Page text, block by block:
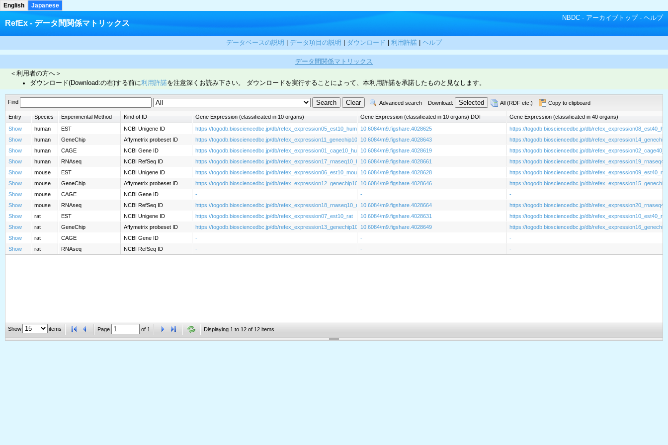
English Japanese
RefEx - データ間関係マトリックス
NBDC - アーカイブトップ- ヘルプ
データベースの説明 データ項目の説明 ダウンロード 利用許諾 ヘルプ
データ間関係マトリックス
＜利用者の方へ＞
ダウンロード(Download:の右)する前に利用許諾を注意深くお読み下さい。 ダウンロードを実行することによって、本利用許諾を承諾したものと見なします。
Find Advanced search Download: All (RDF etc.) Copy to clipboard
Entry Species Experimental Method Kind of ID Gene Expression (classificated in 10 organs) Gene Expression (classificated in 10 organs) DOI
Gene Expression (classificated in 40 organs)
Show
human EST NCBI Unigene ID https://togodb.biosciencedbc.jp/db/refex_expression05_est10_human10.6084/m9.figshare.4028625
https://togodb.biosciencedbc.jp/db/
Show
human GeneChip Affymetrix probeset ID https://togodb.biosciencedbc.jp/db/refex_expression11_genechip10_human_gse7307
10.6084/m9.figshare.4028643
https://togodb.biosciencedbc.jp/db/
Show
human CAGE NCBI Gene ID https://togodb.biosciencedbc.jp/db/refex_expression01_cage10_human_prjdb109910.6084/m9.figshare.4028619
https://togodb.biosciencedbc.jp/db/
Show
human RNAseq NCBI RefSeq ID https://togodb.biosciencedbc.jp/db/refex_expression17_rnaseq10_human_prjeb2445
10.6084/m9.figshare.4028661
https://togodb.biosciencedbc.jp/db/
Show
mouse EST NCBI Unigene ID https://togodb.biosciencedbc.jp/db/refex_expression06_est10_mouse10.6084/m9.figshare.4028628
https://togodb.biosciencedbc.jp/db/
Show
mouse GeneChip Affymetrix probeset ID https://togodb.biosciencedbc.jp/db/refex_expression12_genechip10_mouse_gse10246
10.6084/m9.figshare.4028646
https://togodb.biosciencedbc.jp/db/
Show
mouse CAGE NCBI Gene ID - -
-
Show
mouse RNAseq NCBI RefSeq ID https://togodb.biosciencedbc.jp/db/refex_expression18_rnaseq10_mouse_prjna30467
10.6084/m9.figshare.4028664
https://togodb.biosciencedbc.jp/db/
Show
rat EST NCBI Unigene ID https://togodb.biosciencedbc.jp/db/refex_expression07_est10_rat 10.6084/m9.figshare.4028631
https://togodb.biosciencedbc.jp/db/refex_expression10_est40_rat
Show
rat GeneChip Affymetrix probeset ID https://togodb.biosciencedbc.jp/db/refex_expression13_genechip10_rat_gse95210.6084/m9.figshare.4028649
https://togodb.biosciencedbc.jp/db/
Show
rat CAGE NCBI Gene ID - -
-
Show
rat RNAseq NCBI RefSeq ID - - -
Show items Page of 1 Displaying 1 to 12 of 12 items